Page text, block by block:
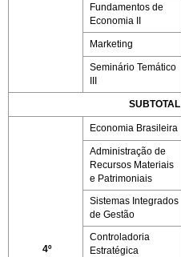
Fundamentos de
Economia II
Marketing
Seminário Temático
III
SUBTOTAL
4º
Economia Brasileira
Administração de
Recursos Materiais
e Patrimoniais
Sistemas Integrados
de Gestão
Controladoria
Estratégica